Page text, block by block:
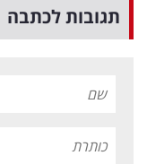
תגובות לכתבה